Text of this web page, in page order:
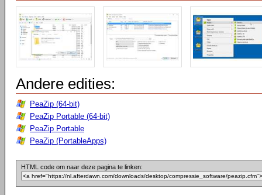
Andere edities:
PeaZip (64-bit)
PeaZip Portable (64-bit)
PeaZip Portable
PeaZip (PortableApps)
HTML code om naar deze pagina te linken: